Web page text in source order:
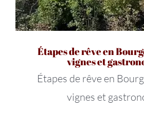
Étapes de rêve en
vignes et
Étapes de rêve en
vignes et